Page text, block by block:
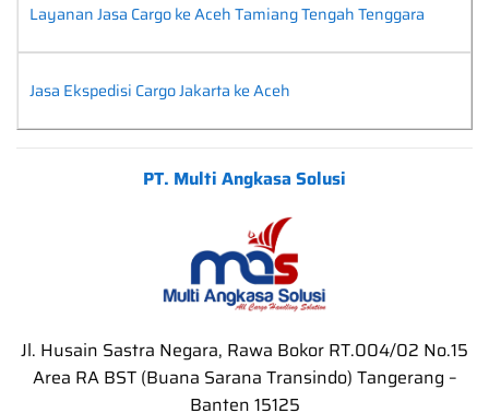
Layanan Jasa Cargo ke Aceh Tamiang Tengah Tenggara
Jasa Ekspedisi Cargo Jakarta ke Aceh
PT. Multi Angkasa Solusi
Jl. Husain Sastra Negara, Rawa Bokor RT.004/02 No.15
Area RA BST (Buana Sarana Transindo) Tangerang –
Banten 15125